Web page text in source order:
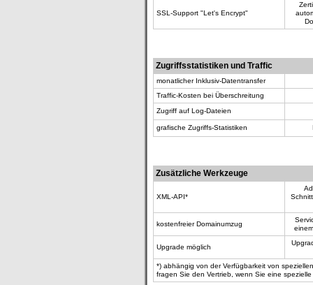
SSL-Support "Let's Encrypt"
Zugriffsstatistiken und Traffic
monatlicher Inklusiv-Datentransfer
Traffic-Kosten bei Überschreitung
Zugriff auf Log-Dateien
grafische Zugriffs-Statistiken
Zusätzliche Werkzeuge
XML-API*
kostenfreier Domainumzug
Upgrade möglich
*) abhängig von der Verfügbarkeit von
fragen Sie den Vertrieb, wenn Sie eine